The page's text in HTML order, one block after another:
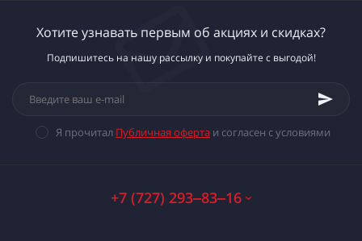
Хотите узнавать первым об акциях и скидках?
Подпишитесь на нашу рассылку и покупайте с выгодой!
Я прочитал Публичная оферта и согласен с условиями
+7 (727) 293‒83‒16